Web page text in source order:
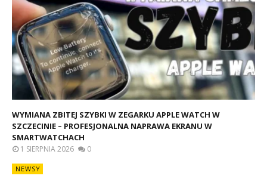
WYMIANA ZBITEJ SZYBKI W ZEGARKU APPLE WATCH W
SZCZECINIE – PROFESJONALNA NAPRAWA EKRANU W
SMARTWATCHACH
1 SIERPNIA 2026 0
NEWSY